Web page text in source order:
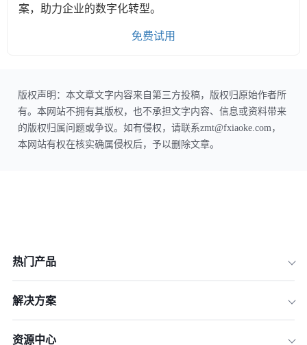
案，助力企业的数字化转型。
免费试用
版权声明：本文章文字内容来自第三方投稿，版权归原始作者所
有。本网站不拥有其版权，也不承担文字内容、信息或资料带来
的版权归属问题或争议。如有侵权，请联系zmt@fxiaoke.com，
本网站有权在核实确属侵权后，予以删除文章。
热门产品
解决方案
资源中心